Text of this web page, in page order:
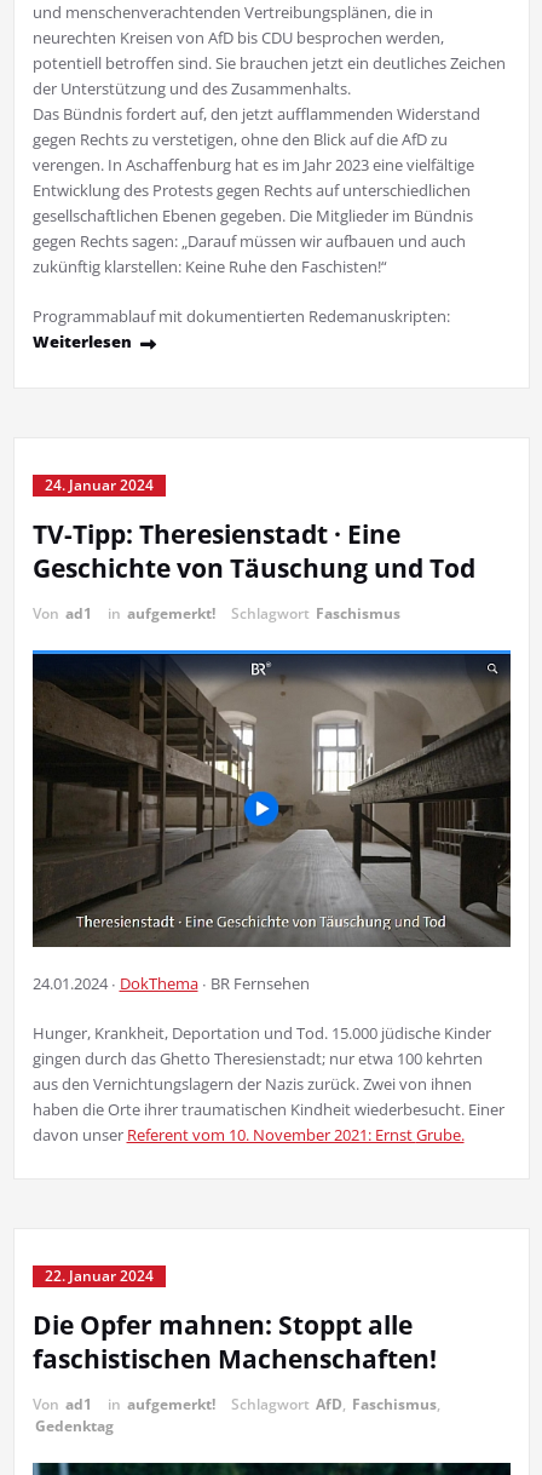
und menschenverachtenden Vertreibungsplänen, die in
neurechten Kreisen von AfD bis CDU besprochen werden,
potentiell betroffen sind. Sie brauchen jetzt ein deutliches Zeichen
der Unterstützung und des Zusammenhalts.
Das Bündnis fordert auf, den jetzt aufflammenden Widerstand
gegen Rechts zu verstetigen, ohne den Blick auf die AfD zu
verengen. In Aschaffenburg hat es im Jahr 2023 eine vielfältige
Entwicklung des Protests gegen Rechts auf unterschiedlichen
gesellschaftlichen Ebenen gegeben. Die Mitglieder im Bündnis
gegen Rechts sagen: „Darauf müssen wir aufbauen und auch
zukünftig klarstellen: Keine Ruhe den Faschisten!“
Programmablauf mit dokumentierten Redemanuskripten:
Weiterlesen
24. Januar 2024
TV-Tipp: Theresienstadt · Eine
Geschichte von Täuschung und Tod
Von ad1 in aufgemerkt! Schlagwort Faschismus
24.01.2024 ∙ DokThema∙ BR Fernsehen
Hunger, Krankheit, Deportation und Tod. 15.000 jüdische Kinder
gingen durch das Ghetto Theresienstadt; nur etwa 100 kehrten
aus den Vernichtungslagern der Nazis zurück. Zwei von ihnen
haben die Orte ihrer traumatischen Kindheit wiederbesucht. Einer
davon unser Referent vom 10. November 2021: ErnstGrube.
22. Januar 2024
Die Opfer mahnen: Stoppt alle
faschistischen Machenschaften!
Von ad1 in aufgemerkt! Schlagwort AfD, Faschismus,
Gedenktag